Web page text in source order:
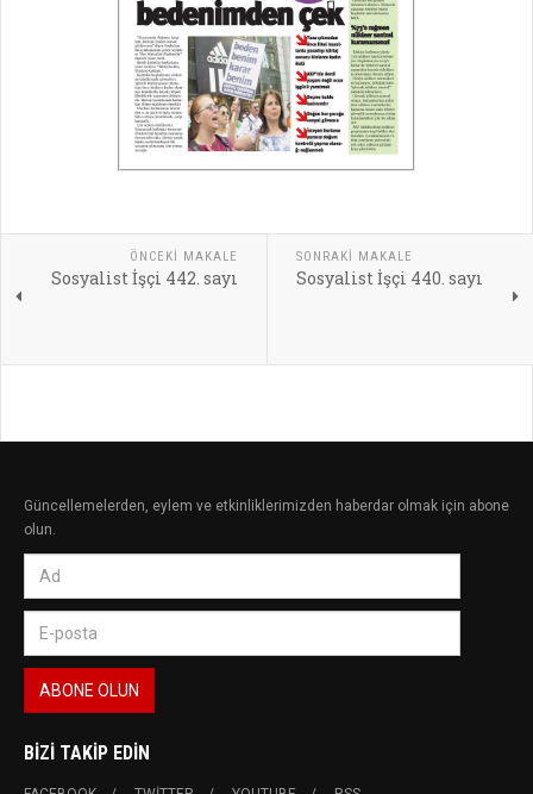
ÖNCEKI MAKALE
Sosyalist İşçi 442. sayı
SONRAKI MAKALE
Sosyalist İşçi 440. sayı
Güncellemelerden, eylem ve etkinliklerimizden haberdar olmak için abone
olun.
BIZI TAKIP EDIN